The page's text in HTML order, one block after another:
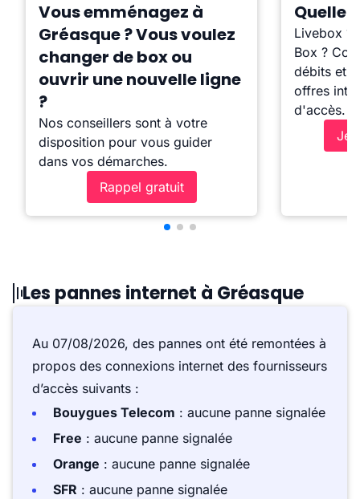
Vous emménagez à
Gréasque ? Vous voulez
changer de box ou
ouvrir une nouvelle ligne
?
Nos conseillers sont à votre
disposition pour vous guider
dans vos démarches.
Rappel gratuit
Quelle
Livebox ?
Box ?
débits et
offres
d'accès.
Je
Les pannes internet à Gréasque
Au 07/08/2026, des pannes ont été remontées à
propos des connexions internet des fournisseurs
d’accès suivants :
Bouygues Telecom : aucune panne signalée
Free : aucune panne signalée
Orange : aucune panne signalée
SFR : aucune panne signalée